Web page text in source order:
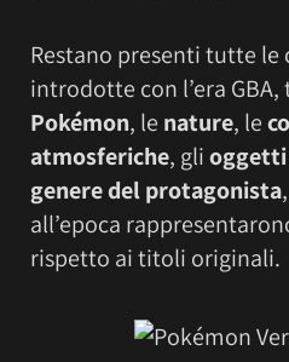
Restano presenti tutte
introdotte con l’era GBA,
Pokémon, le nature, le
atmosferiche, gli
genere del protagonista
all’epoca
rispetto ai titoli originali.